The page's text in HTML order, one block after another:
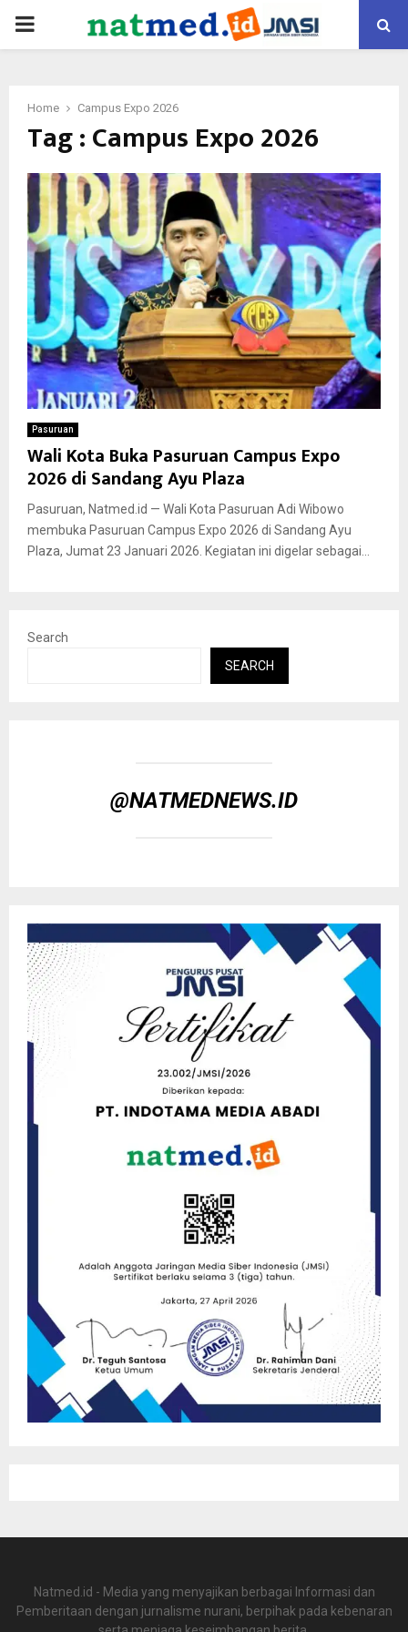
PRIMARY
Home Campus Expo 2026
Tag : Campus Expo 2026
Pasuruan
Wali Kota Buka Pasuruan Campus Expo
2026 di Sandang Ayu Plaza
Pasuruan, Natmed.id — Wali Kota Pasuruan Adi Wibowo
membuka Pasuruan Campus Expo 2026 di Sandang Ayu
Plaza, Jumat 23 Januari 2026. Kegiatan ini digelar sebagai...
Search
SEARCH
@NATMEDNEWS.ID
Natmed.id - Media yang menyajikan berbagai Informasi dan
Pemberitaan dengan jurnalisme nurani, berpihak pada kebenaran